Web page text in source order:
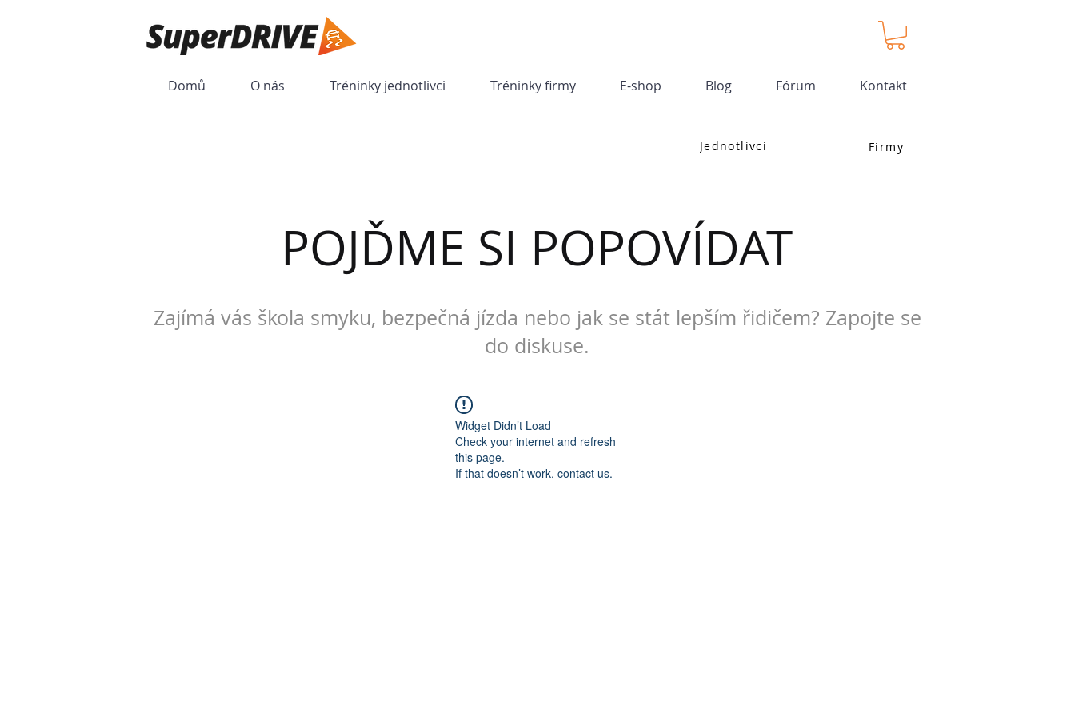
Domů O nás Tréninky jednotlivci Tréninky firmy E-shop Blog Fórum Kontakt
Jednotlivci Firmy
POJĎME SI POPOVÍDAT
Zajímá vás škola smyku, bezpečná jízda nebo jak se stát lepším řidičem? Zapojte se
do diskuse.
Widget Didn’t Load
Check your internet and refresh
this page.
If that doesn’t work, contact us.